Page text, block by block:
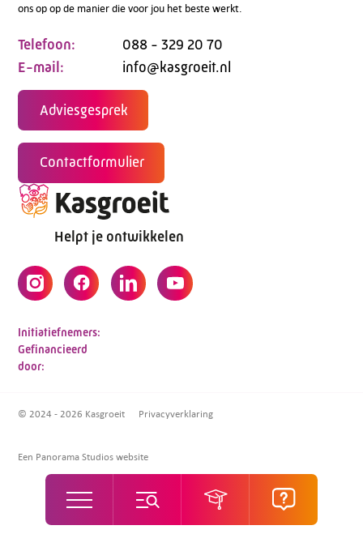
ons op op de manier die voor jou het beste werkt.
Telefoon:
088 - 329 20 70
E-mail:
info@kasgroeit.nl
Adviesgesprek
Contactformulier
Helpt je ontwikkelen
Initiatiefnemers:
Gefinancieerd
door:
© 2024 - 2026 Kasgroeit Privacyverklaring
Een Panorama Studios website